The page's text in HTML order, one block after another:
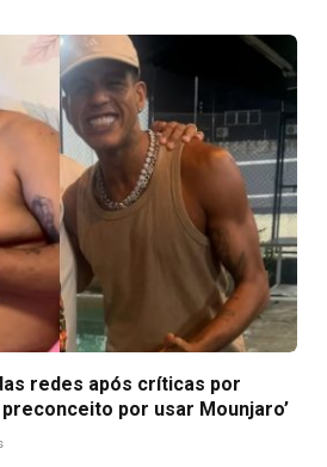
redes após críticas por
por usar Mounjaro’